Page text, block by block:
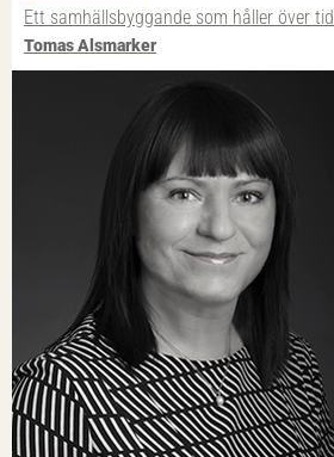
Ett samhällsbyggande som håller över tid
Tomas Alsmarker